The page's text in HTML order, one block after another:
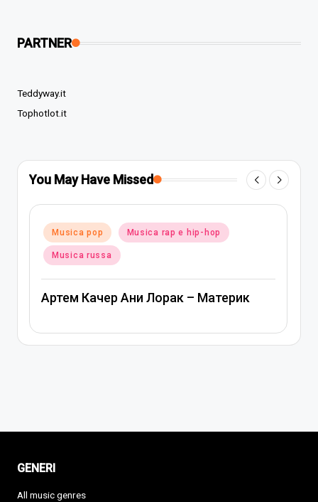
PARTNER
Teddyway.it
Tophotlot.it
You May Have Missed
Posted
in
Musica pop Musica rap e hip-hop
Musica russa
Артем Качер Ани Лорак – Материк
GENERI
All music genres